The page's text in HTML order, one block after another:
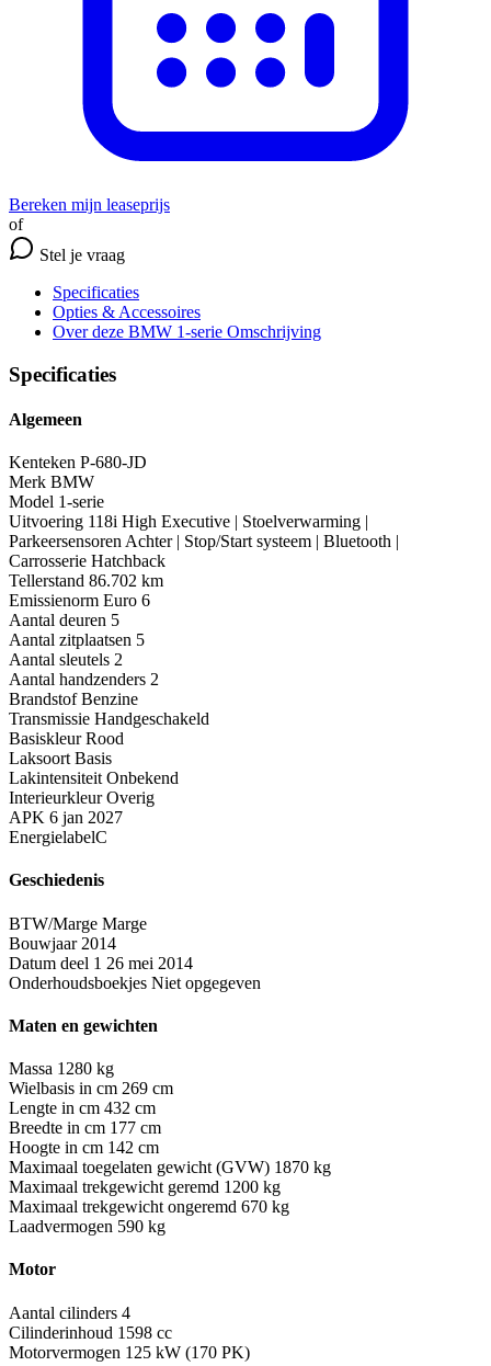
Bereken mijn leaseprijs
of
Stel je vraag
Specificaties
Opties & Accessoires
Over deze BMW 1-serie Omschrijving
Specificaties
Algemeen
Kenteken P-680-JD
Merk BMW
Model 1-serie
Uitvoering 118i High Executive | Stoelverwarming |
Parkeersensoren Achter | Stop/Start systeem | Bluetooth |
Carrosserie Hatchback
Tellerstand 86.702 km
Emissienorm Euro 6
Aantal deuren 5
Aantal zitplaatsen 5
Aantal sleutels 2
Aantal handzenders 2
Brandstof Benzine
Transmissie Handgeschakeld
Basiskleur Rood
Laksoort Basis
Lakintensiteit Onbekend
Interieurkleur Overig
APK 6 jan 2027
EnergielabelC
Geschiedenis
BTW/Marge Marge
Bouwjaar 2014
Datum deel 1 26 mei 2014
Onderhoudsboekjes Niet opgegeven
Maten en gewichten
Massa 1280 kg
Wielbasis in cm 269 cm
Lengte in cm 432 cm
Breedte in cm 177 cm
Hoogte in cm 142 cm
Maximaal toegelaten gewicht (GVW) 1870 kg
Maximaal trekgewicht geremd 1200 kg
Maximaal trekgewicht ongeremd 670 kg
Laadvermogen 590 kg
Motor
Aantal cilinders 4
Cilinderinhoud 1598 cc
Motorvermogen 125 kW (170 PK)